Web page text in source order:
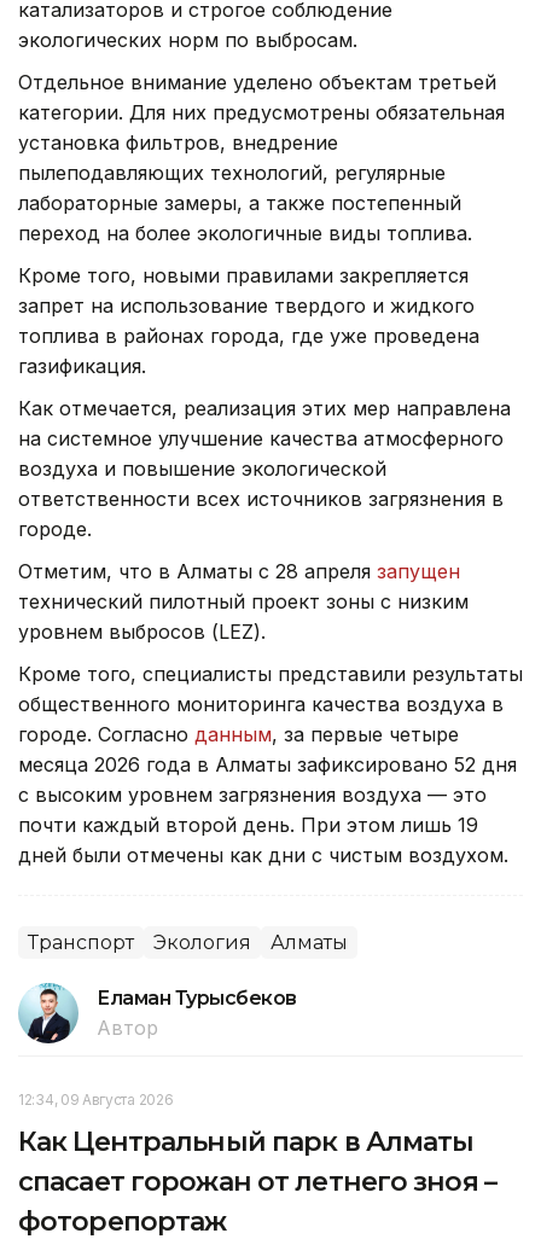
катализаторов и строгое соблюдение
экологических норм по выбросам.
Отдельное внимание уделено объектам третьей
категории. Для них предусмотрены обязательная
установка фильтров, внедрение
пылеподавляющих технологий, регулярные
лабораторные замеры, а также постепенный
переход на более экологичные виды топлива.
Кроме того, новыми правилами закрепляется
запрет на использование твердого и жидкого
топлива в районах города, где уже проведена
газификация.
Как отмечается, реализация этих мер направлена
на системное улучшение качества атмосферного
воздуха и повышение экологической
ответственности всех источников загрязнения в
городе.
Отметим, что в Алматы с 28 апреля запущен
технический пилотный проект зоны с низким
уровнем выбросов (LEZ).
Кроме того, специалисты представили результаты
общественного мониторинга качества воздуха в
городе. Согласно данным, за первые четыре
месяца 2026 года в Алматы зафиксировано 52 дня
с высоким уровнем загрязнения воздуха — это
почти каждый второй день. При этом лишь 19
дней были отмечены как дни с чистым воздухом.
Транспорт Экология Алматы
Еламан Турысбеков
Автор
12:34, 09 Августа 2026
Как Центральный парк в Алматы
спасает горожан от летнего зноя –
фоторепортаж